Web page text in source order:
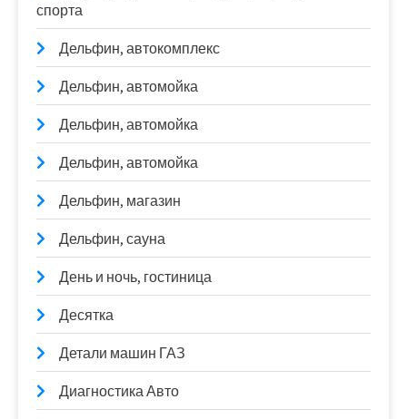
спорта
Дельфин, автокомплекс
Дельфин, автомойка
Дельфин, автомойка
Дельфин, автомойка
Дельфин, магазин
Дельфин, сауна
День и ночь, гостиница
Десятка
Детали машин ГАЗ
Диагностика Авто